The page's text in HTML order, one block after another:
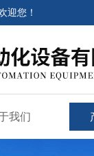
迎您！
我们